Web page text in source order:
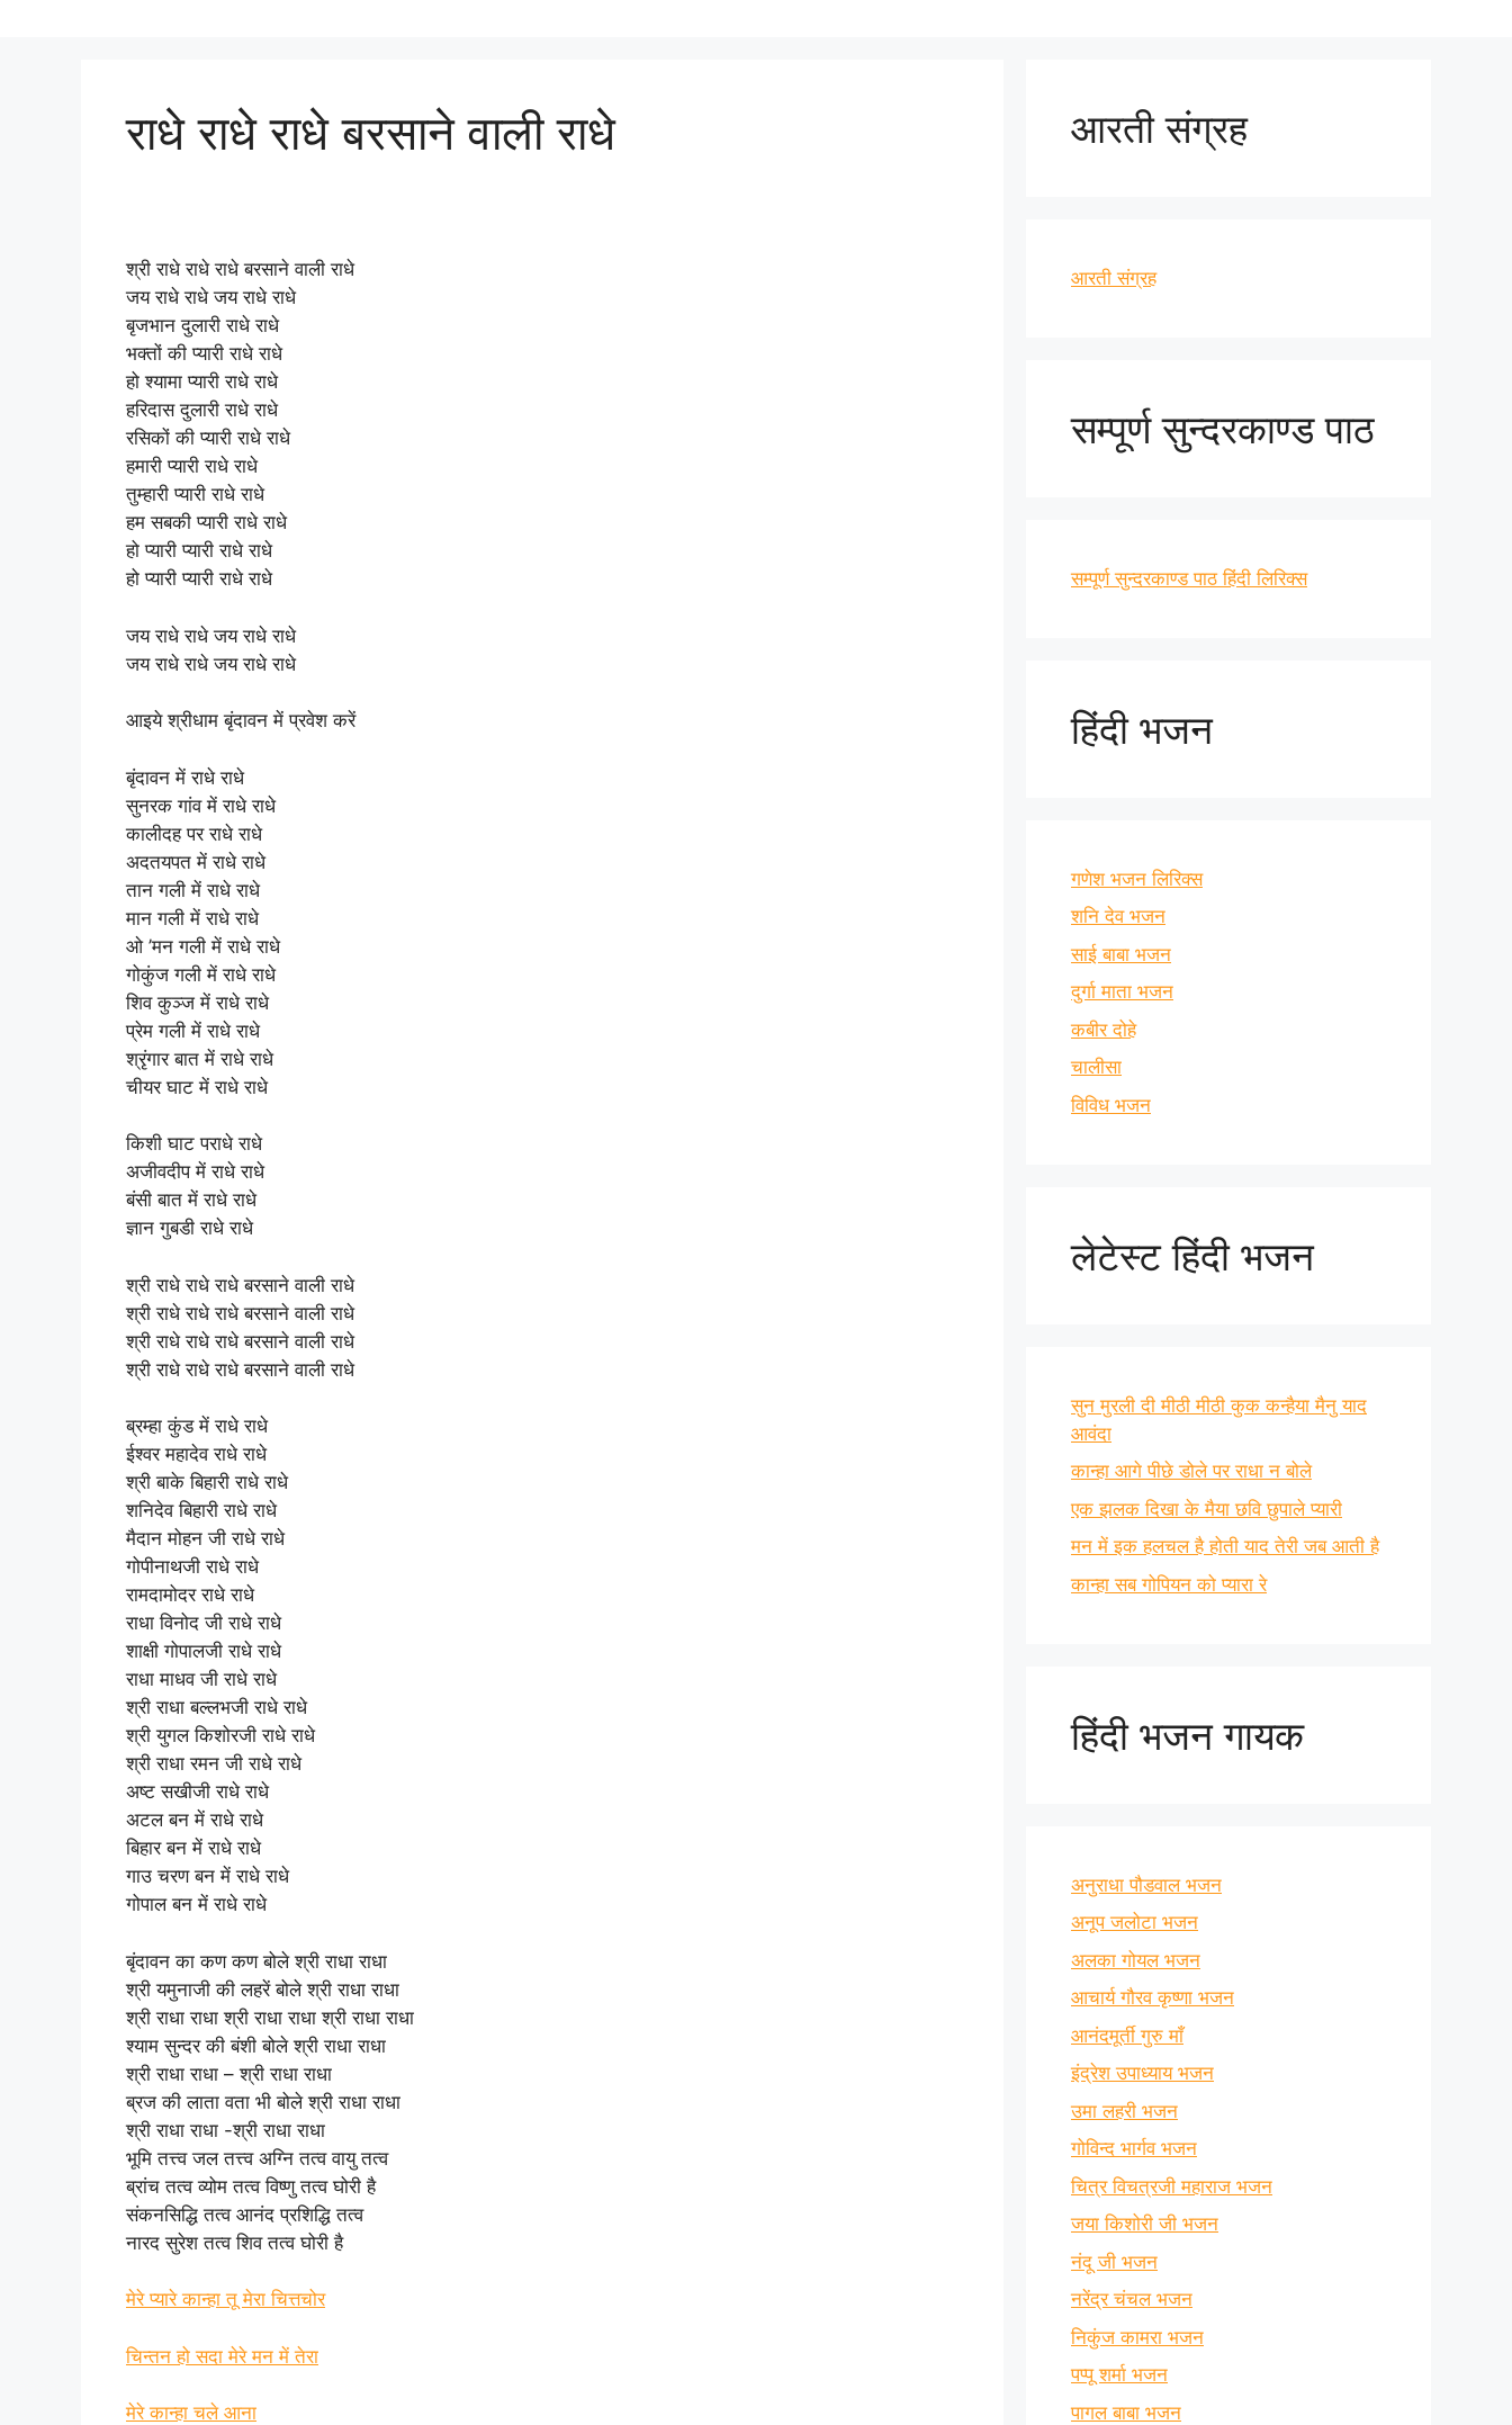
राधे राधे राधे बरसाने वाली राधे
श्री राधे राधे राधे बरसाने वाली राधे
जय राधे राधे जय राधे राधे
बृजभान दुलारी राधे राधे
भक्तों की प्यारी राधे राधे
हो श्यामा प्यारी राधे राधे
हरिदास दुलारी राधे राधे
रसिकों की प्यारी राधे राधे
हमारी प्यारी राधे राधे
तुम्हारी प्यारी राधे राधे
हम सबकी प्यारी राधे राधे
हो प्यारी प्यारी राधे राधे
हो प्यारी प्यारी राधे राधे
जय राधे राधे जय राधे राधे
जय राधे राधे जय राधे राधे
आइये श्रीधाम बृंदावन में प्रवेश करें
बृंदावन में राधे राधे
सुनरक गांव में राधे राधे
कालीदह पर राधे राधे
अदतयपत में राधे राधे
तान गली में राधे राधे
मान गली में राधे राधे
ओ ’मन गली में राधे राधे
गोकुंज गली में राधे राधे
शिव कुञ्ज में राधे राधे
प्रेम गली में राधे राधे
श्रृंगार बात में राधे राधे
चीयर घाट में राधे राधे
किशी घाट पराधे राधे
अजीवदीप में राधे राधे
बंसी बात में राधे राधे
ज्ञान गुबडी राधे राधे
श्री राधे राधे राधे बरसाने वाली राधे
श्री राधे राधे राधे बरसाने वाली राधे
श्री राधे राधे राधे बरसाने वाली राधे
श्री राधे राधे राधे बरसाने वाली राधे
ब्रम्हा कुंड में राधे राधे
ईश्वर महादेव राधे राधे
श्री बाके बिहारी राधे राधे
शनिदेव बिहारी राधे राधे
मैदान मोहन जी राधे राधे
गोपीनाथजी राधे राधे
रामदामोदर राधे राधे
राधा विनोद जी राधे राधे
शाक्षी गोपालजी राधे राधे
राधा माधव जी राधे राधे
श्री राधा बल्लभजी राधे राधे
श्री युगल किशोरजी राधे राधे
श्री राधा रमन जी राधे राधे
अष्ट सखीजी राधे राधे
अटल बन में राधे राधे
बिहार बन में राधे राधे
गाउ चरण बन में राधे राधे
गोपाल बन में राधे राधे
बृंदावन का कण कण बोले श्री राधा राधा
श्री यमुनाजी की लहरें बोले श्री राधा राधा
श्री राधा राधा श्री राधा राधा श्री राधा राधा
श्याम सुन्दर की बंशी बोले श्री राधा राधा
श्री राधा राधा – श्री राधा राधा
ब्रज की लाता वता भी बोले श्री राधा राधा
श्री राधा राधा -श्री राधा राधा
भूमि तत्त्व जल तत्त्व अग्नि तत्व वायु तत्व
ब्रांच तत्व व्योम तत्व विष्णु तत्व घोरी है
संकनसिद्धि तत्व आनंद प्रशिद्धि तत्व
नारद सुरेश तत्व शिव तत्व घोरी है
मेरे प्यारे कान्हा तू मेरा चित्तचोर
चिन्तन हो सदा मेरे मन में तेरा
मेरे कान्हा चले आना
आरती संग्रह
आरती संग्रह
सम्पूर्ण सुन्दरकाण्ड पाठ
सम्पूर्ण सुन्दरकाण्ड पाठ हिंदी लिरिक्स
हिंदी भजन
गणेश भजन लिरिक्स
शनि देव भजन
साई बाबा भजन
दुर्गा माता भजन
कबीर दोहे
चालीसा
विविध भजन
लेटेस्ट हिंदी भजन
सुन मुरली दी मीठी मीठी कुक कन्हैया मैनु याद
आवंदा
कान्हा आगे पीछे डोले पर राधा न बोले
एक झलक दिखा के मैया छवि छुपाले प्यारी
मन में इक हलचल है होती याद तेरी जब आती है
कान्हा सब गोपियन को प्यारा रे
हिंदी भजन गायक
अनुराधा पौडवाल भजन
अनूप जलोटा भजन
अलका गोयल भजन
आचार्य गौरव कृष्णा भजन
आनंदमूर्ती गुरु माँ
इंद्रेश उपाध्याय भजन
उमा लहरी भजन
गोविन्द भार्गव भजन
चित्र विचत्रजी महाराज भजन
जया किशोरी जी भजन
नंदू जी भजन
नरेंद्र चंचल भजन
निकुंज कामरा भजन
पप्पू शर्मा भजन
पागल बाबा भजन